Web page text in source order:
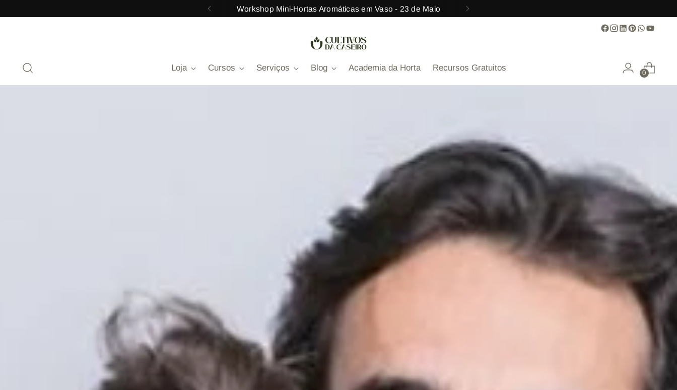
Mini Curso Gratuito de Pimavera
Loja Cursos Serviços Blog Academia da Horta Recursos Gratuitos 0